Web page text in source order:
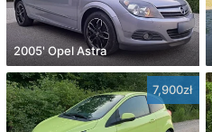
2005' Opel Astra
7,900zł